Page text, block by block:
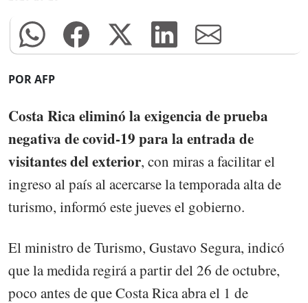
POR AFP
Costa Rica eliminó la exigencia de prueba
negativa de covid-19 para la entrada de
visitantes del exterior, con miras a facilitar el
ingreso al país al acercarse la temporada alta de
turismo, informó este jueves el gobierno.
El ministro de Turismo, Gustavo Segura, indicó
que la medida regirá a partir del 26 de octubre,
poco antes de que Costa Rica abra el 1 de